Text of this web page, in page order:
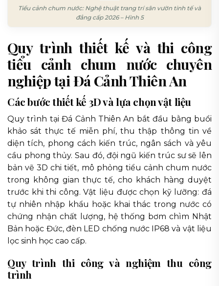
Tiểu cảnh chum nước: Nghệ thuật trang trí sân vườn tinh tế và
đẳng cấp 2026 – Hình 5
Quy trình thiết kế và thi công
tiểu cảnh chum nước chuyên
nghiệp tại Đá Cảnh Thiên An
Các bước thiết kế 3D và lựa chọn vật liệu
Quy trình tại Đá Cảnh Thiên An bắt đầu bằng buổi
khảo sát thực tế miễn phí, thu thập thông tin về
diện tích, phong cách kiến trúc, ngân sách và yêu
cầu phong thủy. Sau đó, đội ngũ kiến trúc sư sẽ lên
bản vẽ 3D chi tiết, mô phỏng tiểu cảnh chum nước
trong không gian thực tế, cho khách hàng duyệt
trước khi thi công. Vật liệu được chọn kỹ lưỡng: đá
tự nhiên nhập khẩu hoặc khai thác trong nước có
chứng nhận chất lượng, hệ thống bơm chìm Nhật
Bản hoặc Đức, đèn LED chống nước IP68 và vật liệu
lọc sinh học cao cấp.
Quy trình thi công và nghiệm thu công
trình